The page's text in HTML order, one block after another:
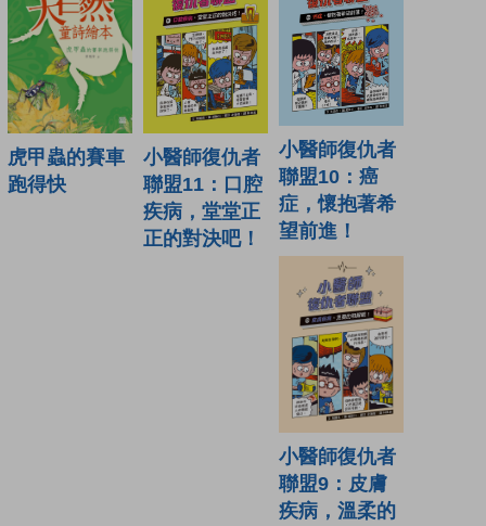
虎甲蟲的賽車
跑得快
小醫師復仇者
聯盟11：口腔
疾病，堂堂正
正的對決吧！
小醫師復仇者
聯盟10：癌
症，懷抱著希
望前進！
小醫師復仇者
聯盟9：皮膚
疾病，溫柔的